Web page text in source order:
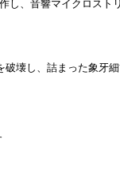
し、音響マイクロス
破壊し、詰まった象牙